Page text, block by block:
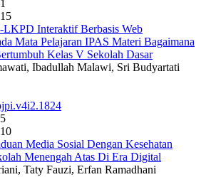
LKPD Interaktif Berbasis Web
Mata Pelajaran IPAS Materi Bagaimana
Kelas V Sekolah Dasar
Ibadullah Malawi, Sri Budyartati
Media Sosial Dengan Kesehatan
Menengah Atas Di Era Digital
Taty Fauzi, Erfan Ramadhani